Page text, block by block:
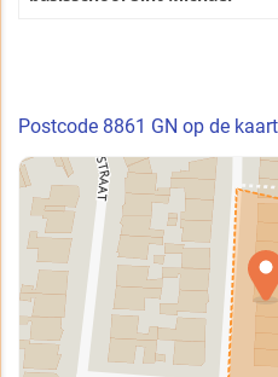
Postcode 8861 GN op de kaart